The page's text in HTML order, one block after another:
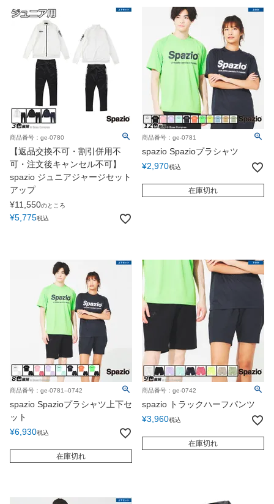
商品番号：ge-0780
【返品交換不可・割引併用不
可・注文後キャンセル不可】
spazio ジュニアジャージセット
アップ
¥11,550のところ
¥5,775税込
商品番号：ge-0781
spazio Spazioプラシャツ
¥2,970税込
在庫切れ
商品番号：ge-0781--0742
spazio Spazioプラシャツ上下セ
ット
¥6,930税込
在庫切れ
商品番号：ge-0742
spazio トラックハーフパンツ
¥3,960税込
在庫切れ